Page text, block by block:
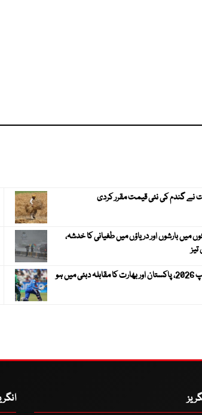
گندم کی نئی قیمت مقرر کردی
گھنٹوں میں بارشوں اور دریاؤں میں طغیانی کا خدشہ،
ویمنز ایشیا کپ 2026، پاکستان اور بھارت کا مقابلہ دبئی میں ہو